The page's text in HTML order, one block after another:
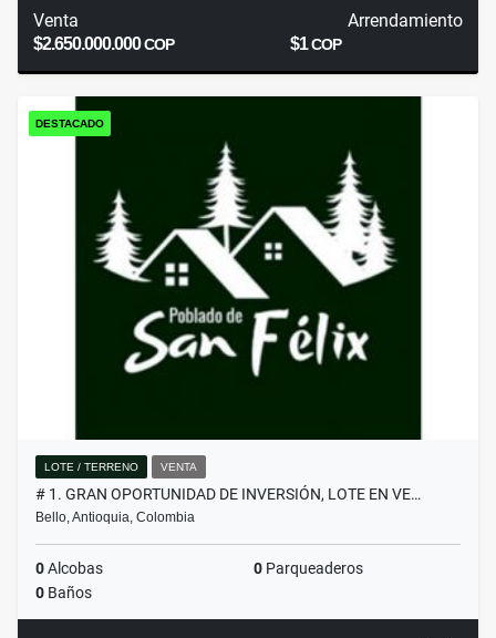
Venta
$2.650.000.000COP
Arrendamiento
$1COP
DESTACADO
LOTE / TERRENO VENTA
# 1. GRAN OPORTUNIDAD DE INVERSIÓN, LOTE EN VE…
Bello, Antioquia, Colombia
0Alcobas 0 Parqueaderos
0 Baños